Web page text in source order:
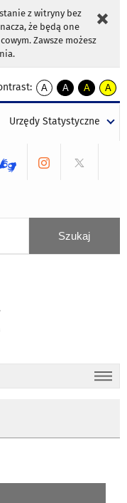
z witryny bez
że będą one
Zawsze możesz
A
kontrast
A
kontrast
tekst
czarnym
A
kontrast
tekst
czarnym
A
tekst
żółtym
Urzędy Statystyczne